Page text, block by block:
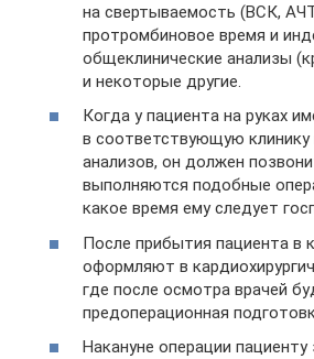
на свертываемость (ВСК,
протромбиновое время и
общеклинические анализы
и некоторые другие.
Когда у пациента на руках
в соответствующую клинику
анализов, он должен
выполняются подобные
какое время ему следует
После прибытия пациента в
оформляют в
где после осмотра врачей
предоперационная
Накануне операции